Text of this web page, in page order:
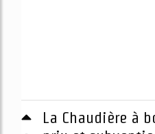
La Chaudière à